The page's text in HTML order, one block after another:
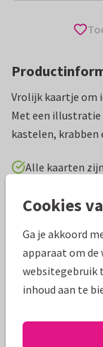
Vrolijk kaartje om
Met een
kastelen, krabben
Alle kaarten
Vakantiekaarten
Specificaties bij
Papiersoort:
Cookies
Ga je akkoord
apparaat om
websitegebruik
inhoud aan te